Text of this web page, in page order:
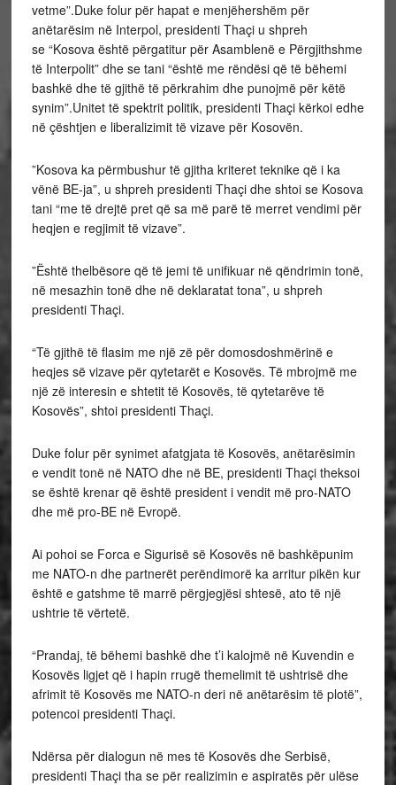
vetme”.Duke folur për hapat e menjëhershëm për
anëtarësim në Interpol, presidenti Thaçi u shpreh
se “Kosova është përgatitur për Asamblenë e Përgjithshme
të Interpolit” dhe se tani “është me rëndësi që të bëhemi
bashkë dhe të gjithë të përkrahim dhe punojmë për këtë
synim”.Unitet të spektrit politik, presidenti Thaçi kërkoi edhe
në çështjen e liberalizimit të vizave për Kosovën.
”Kosova ka përmbushur të gjitha kriteret teknike që i ka
vënë BE-ja”, u shpreh presidenti Thaçi dhe shtoi se Kosova
tani “me të drejtë pret që sa më parë të merret vendimi për
heqjen e regjimit të vizave”.
”Është thelbësore që të jemi të unifikuar në qëndrimin tonë,
në mesazhin tonë dhe në deklaratat tona”, u shpreh
presidenti Thaçi.
“Të gjithë të flasim me një zë për domosdoshmërinë e
heqjes së vizave për qytetarët e Kosovës. Të mbrojmë me
një zë interesin e shtetit të Kosovës, të qytetarëve të
Kosovës”, shtoi presidenti Thaçi.
Duke folur për synimet afatgjata të Kosovës, anëtarësimin
e vendit tonë në NATO dhe në BE, presidenti Thaçi theksoi
se është krenar që është president i vendit më pro-NATO
dhe më pro-BE në Evropë.
Ai pohoi se Forca e Sigurisë së Kosovës në bashkëpunim
me NATO-n dhe partnerët perëndimorë ka arritur pikën kur
është e gatshme të marrë përgjegjësi shtesë, ato të një
ushtrie të vërtetë.
“Prandaj, të bëhemi bashkë dhe t’i kalojmë në Kuvendin e
Kosovës ligjet që i hapin rrugë themelimit të ushtrisë dhe
afrimit të Kosovës me NATO-n deri në anëtarësim të plotë”,
potencoi presidenti Thaçi.
Ndërsa për dialogun në mes të Kosovës dhe Serbisë,
presidenti Thaçi tha se për realizimin e aspiratës për ulëse